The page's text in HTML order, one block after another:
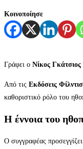
Κοινοποίησε
Γράφει ο Νίκος Γκάτσιος
Από τις Εκδόσεις
καθοριστικό ρόλο του
Η έννοια του
Ο συγγραφέας